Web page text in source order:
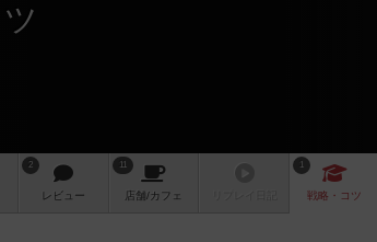
2
レビュー
11
店舗/カフェ
1
戦略 ・コツ